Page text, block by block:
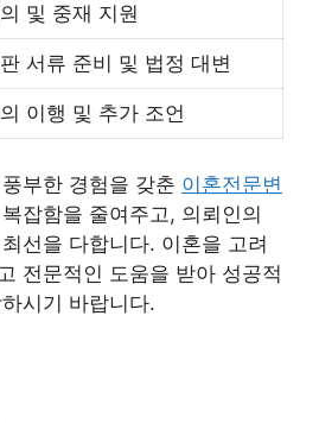
및 중재 지원
서류 준비 및 법정 대변
이행 및 추가 조언
부한 경험을 갖춘 이혼전문변
잡함을 줄여주고, 의뢰인의
선을 다합니다. 이혼을 고려
전문적인 도움을 받아 성공적
시기 바랍니다.